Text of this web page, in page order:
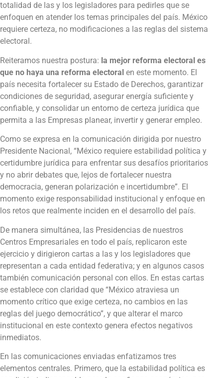
totalidad de las y los legisladores para pedirles que se
enfoquen en atender los temas principales del país. México
requiere certeza, no modificaciones a las reglas del sistema
electoral.
Reiteramos nuestra postura: la mejor reforma electoral es
que no haya una reforma electoral en este momento. El
país necesita fortalecer su Estado de Derechos, garantizar
condiciones de seguridad, asegurar energía suficiente y
confiable, y consolidar un entorno de certeza jurídica que
permita a las Empresas planear, invertir y generar empleo.
Como se expresa en la comunicación dirigida por nuestro
Presidente Nacional, “México requiere estabilidad política y
certidumbre jurídica para enfrentar sus desafíos prioritarios
y no abrir debates que, lejos de fortalecer nuestra
democracia, generan polarización e incertidumbre”. El
momento exige responsabilidad institucional y enfoque en
los retos que realmente inciden en el desarrollo del país.
De manera simultánea, las Presidencias de nuestros
Centros Empresariales en todo el país, replicaron este
ejercicio y dirigieron cartas a las y los legisladores que
representan a cada entidad federativa; y en algunos casos
también comunicación personal con ellos. En estas cartas
se establece con claridad que “México atraviesa un
momento crítico que exige certeza, no cambios en las
reglas del juego democrático”, y que alterar el marco
institucional en este contexto genera efectos negativos
inmediatos.
En las comunicaciones enviadas enfatizamos tres
elementos centrales. Primero, que la estabilidad política es